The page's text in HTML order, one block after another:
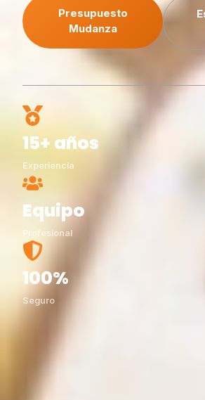
Presupuesto
Mudanza
15+ años
Experiencia
Equipo
Profesional
100%
Seguro